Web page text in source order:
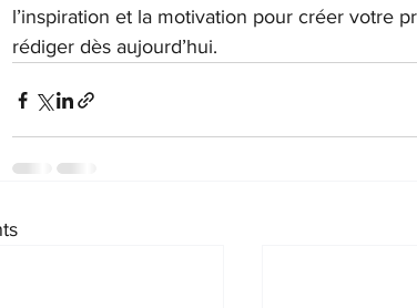
l’inspiration et la motivation pour créer votre
rédiger dès aujourd’hui.